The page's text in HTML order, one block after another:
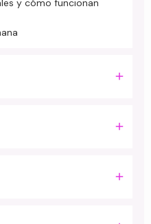
y cómo funcionan